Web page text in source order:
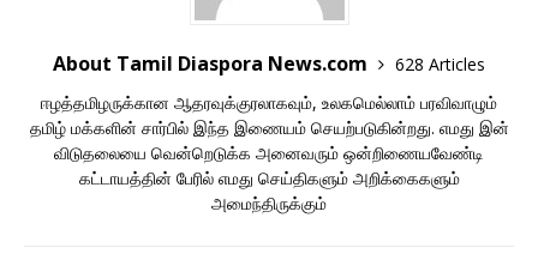
About Tamil Diaspora News.com
628 Articles
ஈழத்தமிழருக்கான ஆதரவுக்குரலாகவும், உலகமெல்லாம் பரவிவாழும்
தமிழ் மக்களின் சார்பில் இந்த இணையம் செயற்படுகின்றது. எமது இன்
விடுதலையை வென்றெடுக்க அனைவரும் ஒன்றிணையவேண்டி
கட்டாயத்தின் பேரில் எமது செய்திகளும் அறிக்கைகளும்
அமைந்திருக்கும்